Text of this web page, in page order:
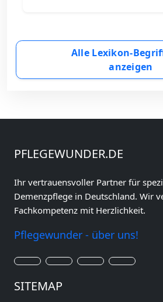
Alle Lexikon-
anzeigen
PFLEGEWUNDER.DE
Ihr vertrauensvoller Partner für
Demenzpflege in Deutschland. Wir
Fachkompetenz mit Herzlichkeit.
Pflegewunder - über uns!
SITEMAP